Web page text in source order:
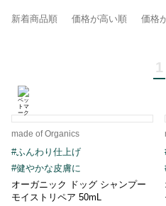
新着商品順 価格が高い順 価格
1
made of Organics
#ふんわり仕上げ
#健やかな皮膚に
オーガニック ドッグ シャンプー
モイストリペア 50mL